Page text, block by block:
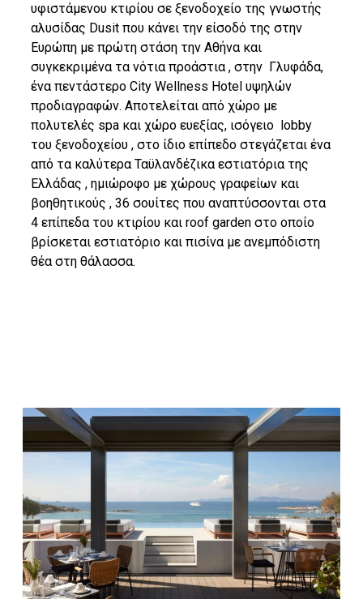
υφιστάμενου κτιρίου σε ξενοδοχείο της γνωστής
αλυσίδας Dusit που κάνει την είσοδό της στην
Ευρώπη με πρώτη στάση την Αθήνα και
συγκεκριμένα τα νότια προάστια , στην Γλυφάδα,
ένα πεντάστερο City Wellness Hotel υψηλών
προδιαγραφών. Αποτελείται από χώρο με
πολυτελές spa και χώρο ευεξίας, ισόγειο lobby
του ξενοδοχείου , στο ίδιο επίπεδο στεγάζεται ένα
από τα καλύτερα Ταϋλανδέζικα εστιατόρια της
Ελλάδας , ημιώροφο με χώρους γραφείων και
βοηθητικούς , 36 σουίτες που αναπτύσσονται στα
4 επίπεδα του κτιρίου και roof garden στο οποίο
βρίσκεται εστιατόριο και πισίνα με ανεμπόδιστη
θέα στη θάλασσα.